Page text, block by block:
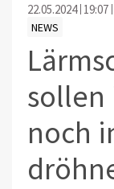
22.05.2024 19:07
NEWS
sollen
noch